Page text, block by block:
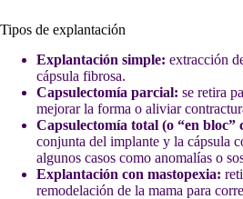
Tipos de explantación
Explantación simple: extracción
cápsula fibrosa.
Capsulectomía parcial: se retira
mejorar la forma o aliviar
Capsulectomía total (o “en bloc”
conjunta del implante y la cápsula
algunos casos como anomalías o
Explantación con mastopexia:
remodelación de la mama para